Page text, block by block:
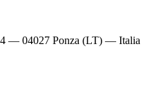
4 — 04027 Ponza (LT) — Italia